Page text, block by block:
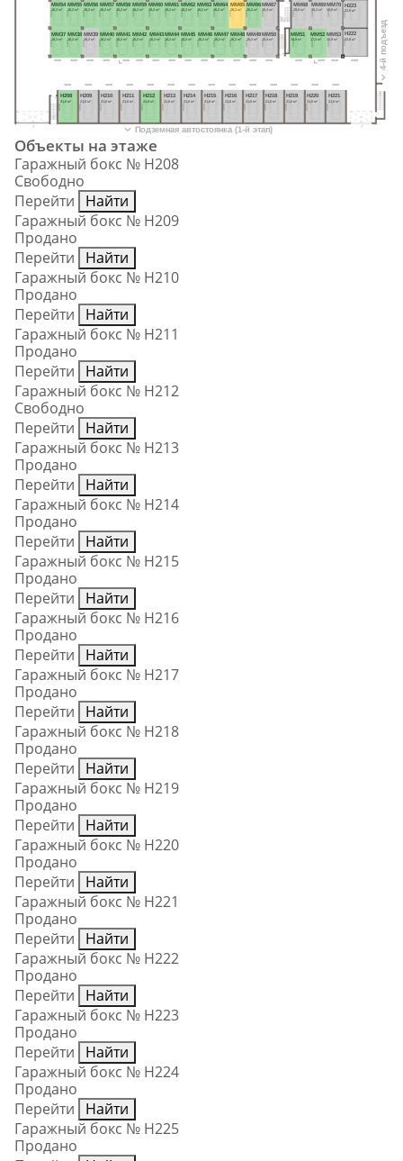
3600 3600 3600 3600 3600 3600 3600 3600 3600 3600 3600 3600 3600 3600
3000 3000 3000 3000 3000 3000 3000 3000 3000 3000 3000 3000 3000 3050 3580 3250 2940 4420
5450
5450
5200
5200
5450
5450
5450
5450
5450
5450
5450
5450
5450
5450
5450
5450
5450
5450
5450
5450
5450
5450
5450
5450
5450
5450
5450
5450
5450
5450
5450
5450
5450
5450
5450
5450
MM37
16,2 м²
MM38
16,2 м²
MM39
16,2 м²
MM40
16,2 м²
MM41
16,2 м²
MM42
16,2 м²
MM43
16,2 м²
MM44
16,2 м²
MM45
16,2 м²
MM46
16,2 м²
MM47
16,2 м²
MM48
16,2 м²
MM49
16,2 м²
MM50
16,4 м²
MM51
19,5 м²
MM52
17,3 м²
MM53
15,9 м²
MM54
16,2 м²
MM55
16,2 м²
MM56
16,2 м²
MM57
16,2 м²
MM58
16,2 м²
MM59
16,2 м²
MM60
16,2 м²
MM61
16,2 м²
MM62
16,2 м²
MM63
16,2 м²
MM64
16,2 м²
MM65
16,2 м²
MM66
16,2 м²
MM67
16,4 м²
MM68
18,6 м²
MM69
16,2 м²
MM70
15,9 м²
Н208
21,6 м²
Н209
21,6 м²
Н210
21,6 м²
Н211
21,6 м²
Н212
21,6 м²
Н213
21,6 м²
Н214
21,6 м²
Н215
21,6 м²
Н216
21,6 м²
Н217
21,6 м²
Н218
21,6 м²
Н219
21,6 м²
Н220
21,6 м²
Н221
21,6 м²
Н222
22,6 м²
Н223
22,6 м²
Подземная автостоянка (1-й этап)
4-й подъезд
Объекты на этаже
Гаражный бокс № Н208
Свободно
Перейти
Найти
Гаражный бокс № Н209
Продано
Перейти
Найти
Гаражный бокс № Н210
Продано
Перейти
Найти
Гаражный бокс № Н211
Продано
Перейти
Найти
Гаражный бокс № Н212
Свободно
Перейти
Найти
Гаражный бокс № Н213
Продано
Перейти
Найти
Гаражный бокс № Н214
Продано
Перейти
Найти
Гаражный бокс № Н215
Продано
Перейти
Найти
Гаражный бокс № Н216
Продано
Перейти
Найти
Гаражный бокс № Н217
Продано
Перейти
Найти
Гаражный бокс № Н218
Продано
Перейти
Найти
Гаражный бокс № Н219
Продано
Перейти
Найти
Гаражный бокс № Н220
Продано
Перейти
Найти
Гаражный бокс № Н221
Продано
Перейти
Найти
Гаражный бокс № Н222
Продано
Перейти
Найти
Гаражный бокс № Н223
Продано
Перейти
Найти
Гаражный бокс № Н224
Продано
Перейти
Найти
Гаражный бокс № Н225
Продано